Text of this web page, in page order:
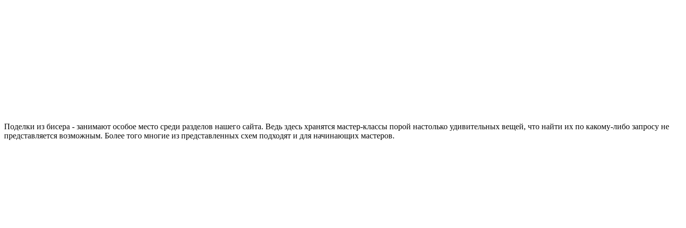
Поделки из бисера - занимают особое место среди разделов нашего сайта. Ведь здесь хранятся мастер-классы порой настолько удивительных вещей, что найти их по какому-либо запросу не
представляется возможным. Более того многие из представленных схем подходят и для начинающих мастеров.